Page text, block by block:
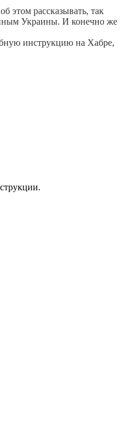
этом рассказывать, так
Украины. И конечно же
инструкцию на Хабре,